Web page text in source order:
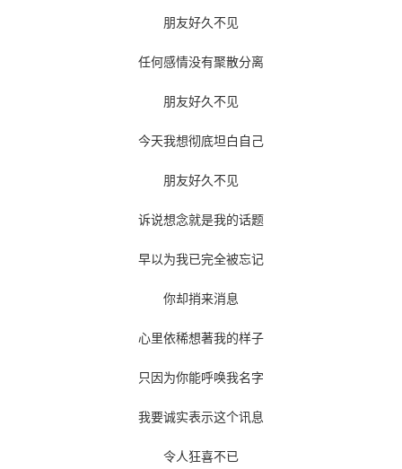
朋友好久不见
任何感情没有聚散分离
朋友好久不见
今天我想彻底坦白自己
朋友好久不见
诉说想念就是我的话题
早以为我已完全被忘记
你却捎来消息
心里依稀想著我的样子
只因为你能呼唤我名字
我要诚实表示这个讯息
令人狂喜不已